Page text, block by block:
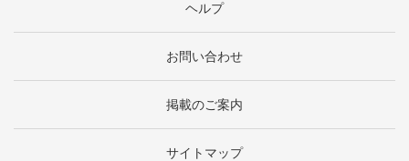
ヘルプ
お問い合わせ
掲載のご案内
サイトマップ